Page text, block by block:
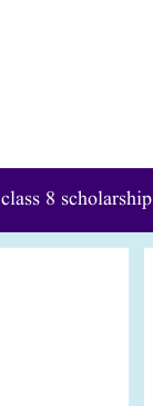
class 8 scholarship